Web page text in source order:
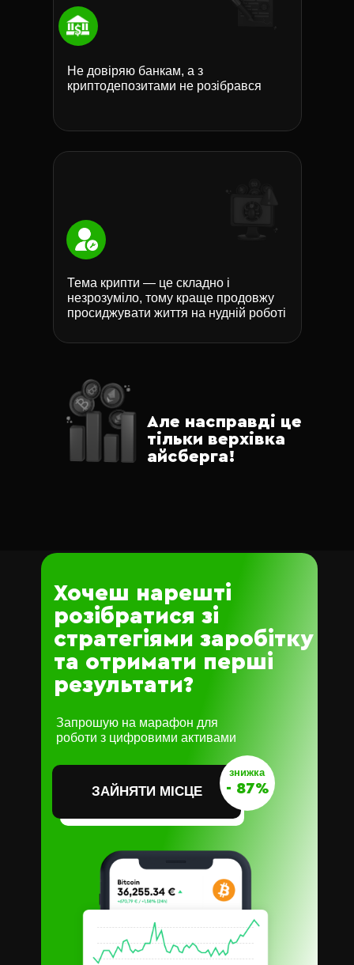
Не довіряю банкам, а з
криптодепозитами не розібрався
Тема крипти — це складно і
незрозуміло, тому краще продовжу
просиджувати життя на нудній роботі
Але насправді це
тільки верхівка
айсберга!
Хочеш нарешті
розібратися зі
стратегіями заробітку
та отримати перші
результати?
Запрошую на марафон для
роботи з цифровими активами
ЗАЙНЯТИ МІСЦЕ - 87%
знижка